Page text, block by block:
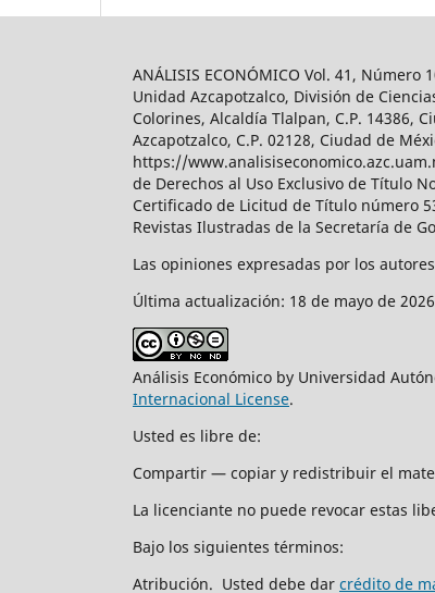
ANÁLISIS ECONÓMICO Vol. 41,
Unidad Azcapotzalco, División de
Colorines, Alcaldía Tlalpan, C.P. 14386,
Azcapotzalco, C.P. 02128, Ciudad de
https://
de Derechos al Uso Exclusivo de Título
Certificado de Licitud de Título número
Revistas Ilustradas de la Secretaría de
Las opiniones expresadas por los
Última actualización: 18 de mayo de
Análisis Económico by Universidad
Internacional License.
Usted es libre de:
Compartir — copiar y redistribuir el
La licenciante no puede revocar estas
Bajo los siguientes términos:
Atribución. Usted debe dar crédito de